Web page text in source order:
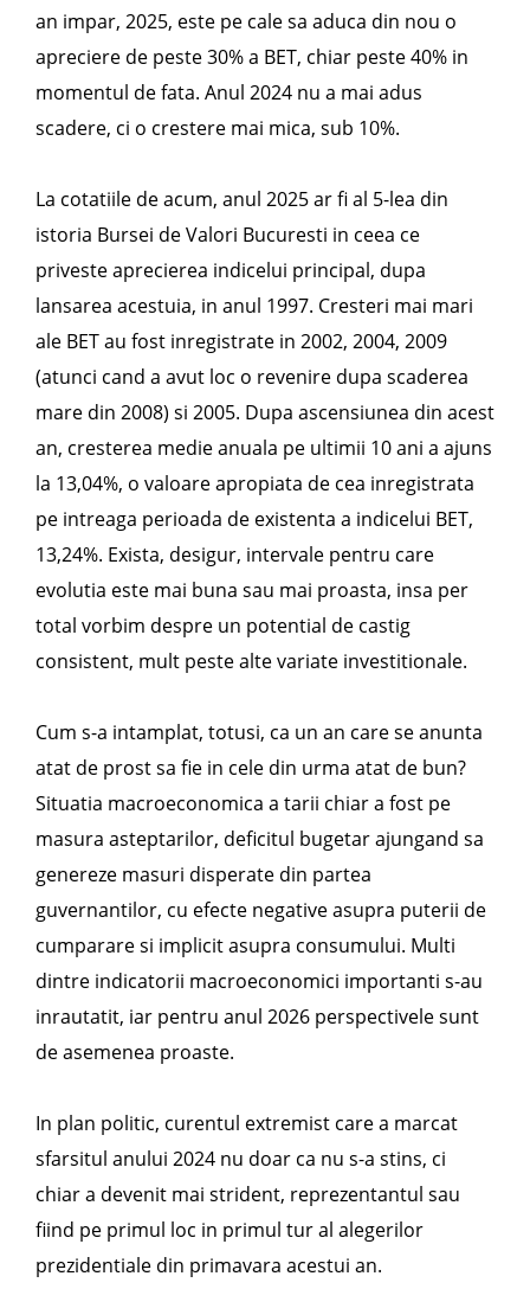
an impar, 2025, este pe cale sa aduca din nou o
apreciere de peste 30% a BET, chiar peste 40% in
momentul de fata. Anul 2024 nu a mai adus
scadere, ci o crestere mai mica, sub 10%.
La cotatiile de acum, anul 2025 ar fi al 5-lea din
istoria Bursei de Valori Bucuresti in ceea ce
priveste aprecierea indicelui principal, dupa
lansarea acestuia, in anul 1997. Cresteri mai mari
ale BET au fost inregistrate in 2002, 2004, 2009
(atunci cand a avut loc o revenire dupa scaderea
mare din 2008) si 2005. Dupa ascensiunea din acest
an, cresterea medie anuala pe ultimii 10 ani a ajuns
la 13,04%, o valoare apropiata de cea inregistrata
pe intreaga perioada de existenta a indicelui BET,
13,24%. Exista, desigur, intervale pentru care
evolutia este mai buna sau mai proasta, insa per
total vorbim despre un potential de castig
consistent, mult peste alte variate investitionale.
Cum s-a intamplat, totusi, ca un an care se anunta
atat de prost sa fie in cele din urma atat de bun?
Situatia macroeconomica a tarii chiar a fost pe
masura asteptarilor, deficitul bugetar ajungand sa
genereze masuri disperate din partea
guvernantilor, cu efecte negative asupra puterii de
cumparare si implicit asupra consumului. Multi
dintre indicatorii macroeconomici importanti s-au
inrautatit, iar pentru anul 2026 perspectivele sunt
de asemenea proaste.
In plan politic, curentul extremist care a marcat
sfarsitul anului 2024 nu doar ca nu s-a stins, ci
chiar a devenit mai strident, reprezentantul sau
fiind pe primul loc in primul tur al alegerilor
prezidentiale din primavara acestui an.